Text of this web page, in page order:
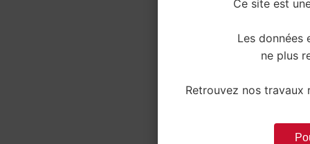
Ce site est
Les données
ne plus
Retrouvez nos